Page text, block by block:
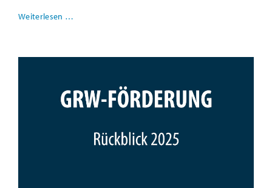
Weiterlesen …